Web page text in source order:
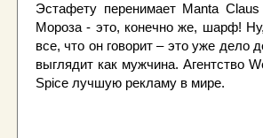
Эстафету перенимает Manta
Мороза - это, конечно же, шарф!
все, что он говорит – это уже дело
выглядит как мужчина. Агентство
Spice лучшую рекламу в мире.